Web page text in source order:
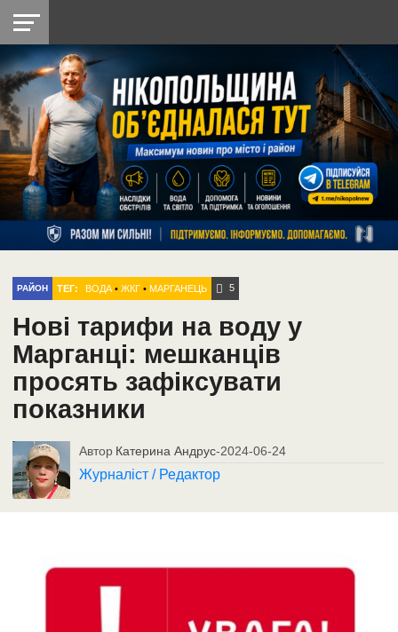
НІКОПОЛЬ
РАЙОН
СІЧЕСЛАВСЬКА
УКРАЇНА
РЕТРО
НІКОПОЛЬ
ЛАЙТ
УКРАЇНА
ДОПОМОГА
РАДІО
РАЙОН ТЕГ: ВОДА •ЖКГ •МАРГАНЕЦЬ 5
Нові тарифи на воду у
Марганці: мешканців
просять зафіксувати
показники
Автор Катерина Андрус-2024-06-24
Журналіст / Редактор